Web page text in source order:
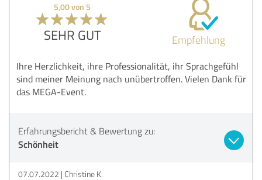
5,00 von 5
SEHR GUT Empfehlung
Ihre Herzlichkeit, ihre Professionalität, ihr Sprachgefühl
sind meiner Meinung nach unübertroffen. Vielen Dank für
das MEGA-Event.
Erfahrungsbericht & Bewertung zu:
Schönheit
07.07.2022 Christine K.